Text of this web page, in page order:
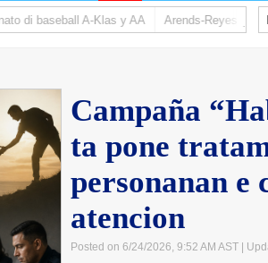
baseball A-Klas y AA Arends-Reyes (AVP):
Campaña
ta pone
personanan e
atencion
Posted on 6/24/2026, 9:52 AM AST |